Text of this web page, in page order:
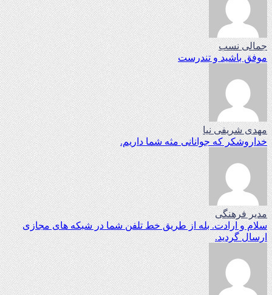
جمالی نسب
موفق باشید و تندرست
مهدی شریفی نیا
خداروشکر که جوانانی مثه شما داریم.
مدیر فرهنگی
سلام و ارادت. بله از طریق خط تلفن شما در شبکه های مجازی
ارسال گردید.